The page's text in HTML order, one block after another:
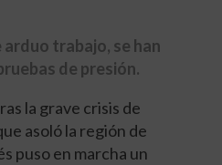
arduo trabajo, se han
de presión.
la grave crisis de
asoló la región de
puso en marcha un